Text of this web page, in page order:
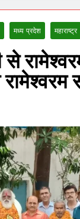
मध्य प्रदेश महाराष्ट्र
से